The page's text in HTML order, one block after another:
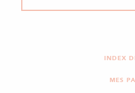
INDEX
MES